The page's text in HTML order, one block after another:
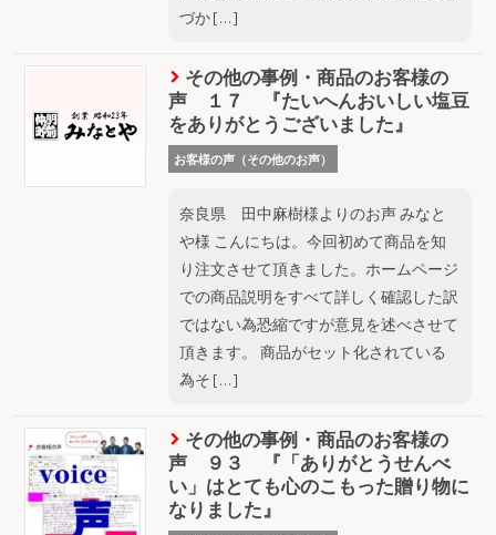
づか […]
その他の事例・商品のお客様の
声 １７ 『たいへんおいしい塩豆
をありがとうございました』
お客様の声（その他のお声）
奈良県 田中麻樹様よりのお声 みなと
や様 こんにちは。今回初めて商品を知
り注文させて頂きました。ホームページ
での商品説明をすべて詳しく確認した訳
ではない為恐縮ですが意見を述べさせて
頂きます。 商品がセット化されている
為そ […]
その他の事例・商品のお客様の
声 ９３ 『「ありがとうせんべ
い」はとても心のこもった贈り物に
なりました』